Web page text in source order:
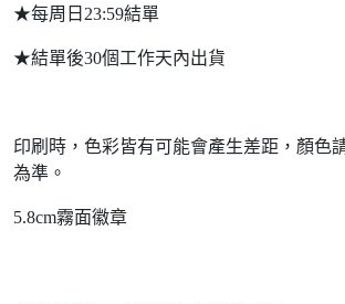
★每周日23:59結單
★結單後30個工作天內出貨
印刷時，色彩皆有可能會產生差距，顏色
為準。
5.8cm霧面徽章